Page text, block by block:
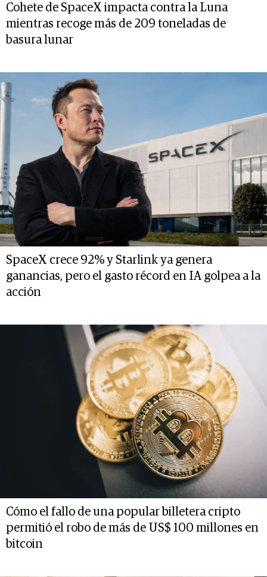
Cohete de SpaceX impacta contra la Luna
mientras recoge más de 209 toneladas de
basura lunar
SpaceX crece 92% y Starlink ya genera
ganancias, pero el gasto récord en IA golpea a la
acción
Cómo el fallo de una popular billetera cripto
permitió el robo de más de US$ 100 millones en
bitcoin